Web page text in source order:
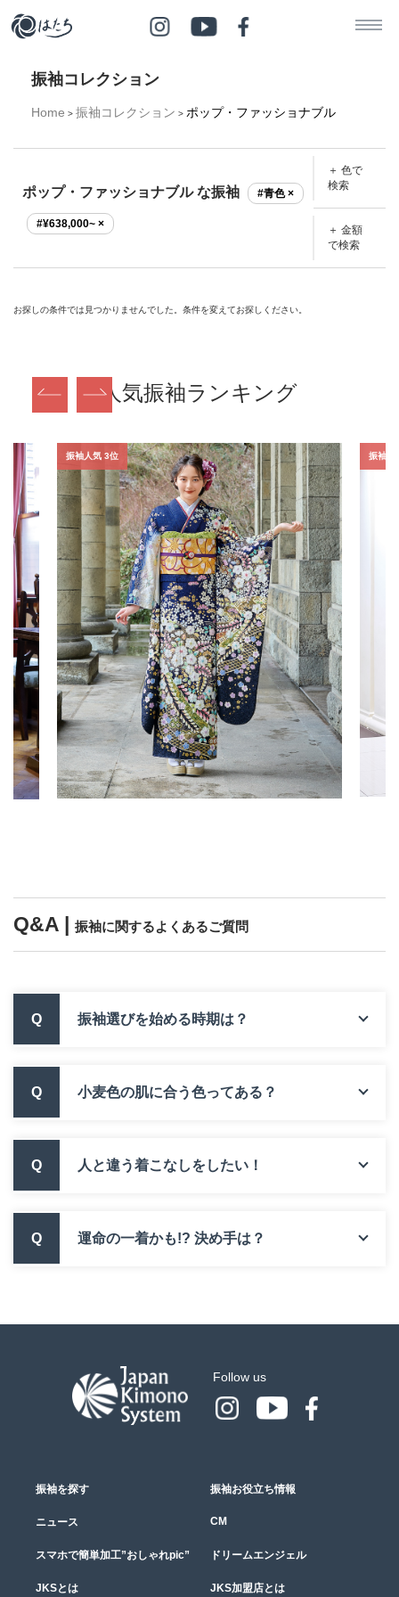
振袖コレクション
Home > 振袖コレクション > ポップ・ファッショナブル
ポップ・ファッショナブル な振袖 #青色 ×
#¥638,000~ ×
＋ 色で
検索
＋ 金額
で検索
お探しの条件では見つかりませんでした。条件を変えてお探しください。
人気振袖ランキング
振袖人気 3位 振袖人
Q&A | 振袖に関するよくあるご質問
Q 振袖選びを始める時期は？
Q 小麦色の肌に合う色ってある？
Q 人と違う着こなしをしたい！
Q 運命の一着かも!? 決め手は？
Follow us
振袖を探す 振袖お役立ち情報
ニュース CM
スマホで簡単加工”おしゃれpic” ドリームエンジェル
JKSとは JKS加盟店とは